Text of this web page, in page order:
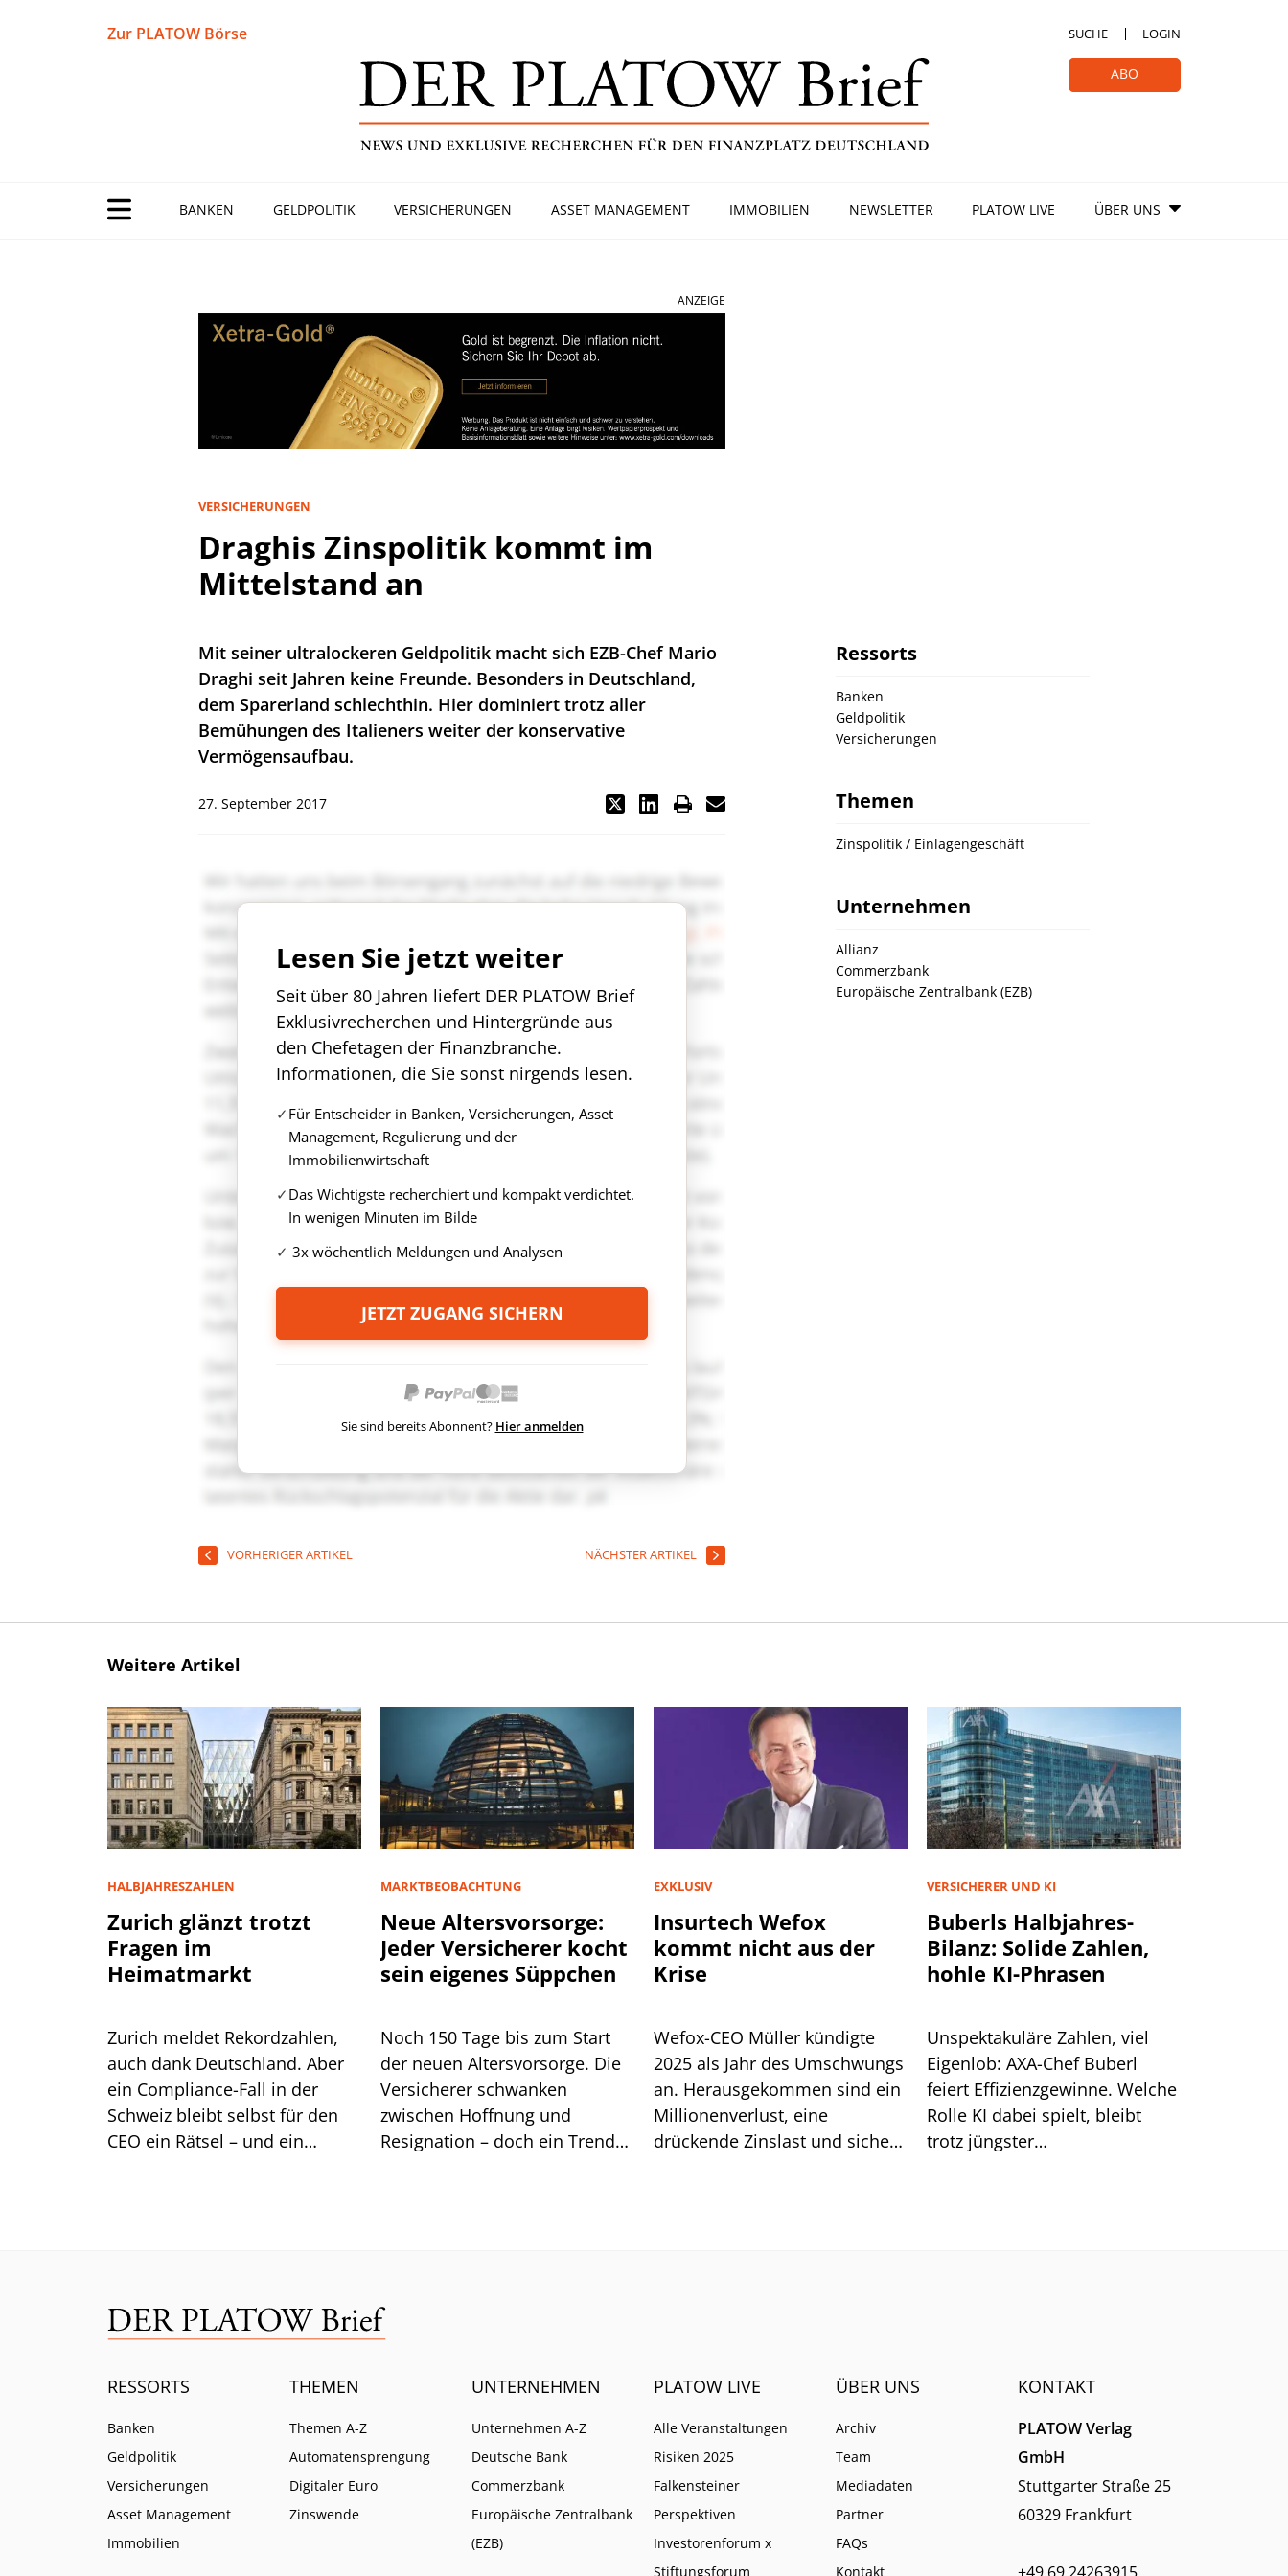
Zur PLATOW Börse SUCHE LOGIN
ABO
BANKEN GELDPOLITIK VERSICHERUNGEN ASSET MANAGEMENT IMMOBILIEN NEWSLETTER PLATOW LIVE ÜBER UNS
ANZEIGE
VERSICHERUNGEN
Draghis Zinspolitik kommt im
Mittelstand an
Mit seiner ultralockeren Geldpolitik macht sich EZB-Chef Mario
Draghi seit Jahren keine Freunde. Besonders in Deutschland,
dem Sparerland schlechthin. Hier dominiert trotz aller
Bemühungen des Italieners weiter der konservative
Vermögensaufbau.
27. September 2017
Lesen Sie jetzt weiter
Seit über 80 Jahren liefert DER PLATOW Brief
Exklusivrecherchen und Hintergründe aus
den Chefetagen der Finanzbranche.
Informationen, die Sie sonst nirgends lesen.
Für Entscheider in Banken, Versicherungen, Asset
Management, Regulierung und der
Immobilienwirtschaft
Das Wichtigste recherchiert und kompakt verdichtet.
In wenigen Minuten im Bilde
3x wöchentlich Meldungen und Analysen
JETZT ZUGANG SICHERN
Sie sind bereits Abonnent? Hier anmelden
VORHERIGER ARTIKEL NÄCHSTER ARTIKEL
Ressorts
Banken
Geldpolitik
Versicherungen
Themen
Zinspolitik / Einlagengeschäft
Unternehmen
Allianz
Commerzbank
Europäische Zentralbank (EZB)
Weitere Artikel
HALBJAHRESZAHLEN
Zurich glänzt trotzt
Fragen im
Heimatmarkt
Zurich meldet Rekordzahlen,
auch dank Deutschland. Aber
ein Compliance-Fall in der
Schweiz bleibt selbst für den
CEO ein Rätsel – und ein
MARKTBEOBACHTUNG
Neue Altersvorsorge:
Jeder Versicherer kocht
sein eigenes Süppchen
Noch 150 Tage bis zum Start
der neuen Altersvorsorge. Die
Versicherer schwanken
zwischen Hoffnung und
Resignation – doch ein Trend
EXKLUSIV
Insurtech Wefox
kommt nicht aus der
Krise
Wefox-CEO Müller kündigte
2025 als Jahr des Umschwungs
an. Herausgekommen sind ein
Millionenverlust, eine
drückende Zinslast und sicher
VERSICHERER UND KI
Buberls Halbjahres-
Bilanz: Solide Zahlen,
hohle KI-Phrasen
Unspektakuläre Zahlen, viel
Eigenlob: AXA-Chef Buberl
feiert Effizienzgewinne. Welche
Rolle KI dabei spielt, bleibt
trotz jüngster
RESSORTS
Banken
Geldpolitik
Versicherungen
Asset Management
Immobilien
THEMEN
Themen A-Z
Automatensprengung
Digitaler Euro
Zinswende
UNTERNEHMEN
Unternehmen A-Z
Deutsche Bank
Commerzbank
Europäische Zentralbank
(EZB)
PLATOW LIVE
Alle Veranstaltungen
Risiken 2025
Falkensteiner
Perspektiven
Investorenforum x
Stiftungsforum
ÜBER UNS
Archiv
Team
Mediadaten
Partner
FAQs
Kontakt
KONTAKT
PLATOW Verlag
GmbH
Stuttgarter Straße 25
60329 Frankfurt
+49 69 24263915